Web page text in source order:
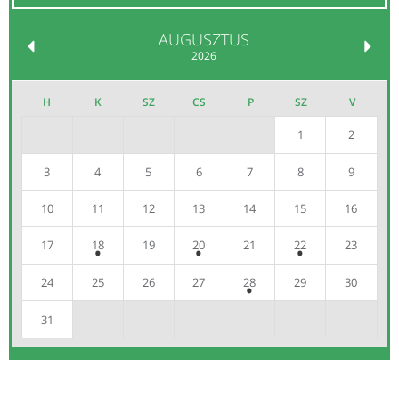
AUGUSZTUS
2026
H K SZ CS P SZ V
1 2
3 4 5 6 7 8 9
10 11 12 13 14 15 16
17 18 19 20 21 22 23
24 25 26 27 28 29 30
31